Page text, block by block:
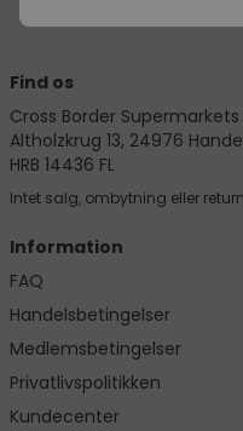
Find os
Cross Border
Altholzkrug 13, 24976
HRB 14436 FL
Intet salg, ombytning eller
Information
FAQ
Handelsbetingelser
Medlemsbetingelser
Privatlivspolitikken
Kundecenter